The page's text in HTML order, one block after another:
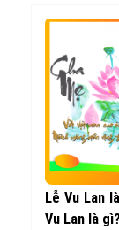
Lễ Vu Lan
Vu Lan là